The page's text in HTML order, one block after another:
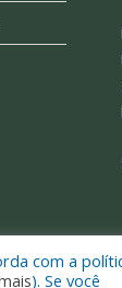
Mapa do
com a
). Se você